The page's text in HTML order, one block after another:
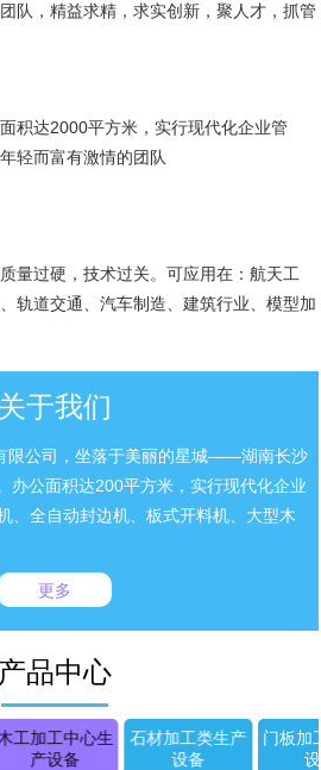
队，精益求精，求实创新，聚人才，抓管
积达2000平方米，实行现代化企业管
轻而富有激情的团队
量过硬，技术过关。可应用在：航天工
轨道交通、汽车制造、建筑行业、模型加
关于我们
公司，坐落于美丽的星城——湖南长沙
办公面积达200平方米，实行现代化企业
、全自动封边机、板式开料机、大型木
更多
产品中心
工加工中心生
产设备
石材加工类生产
设备
门板加